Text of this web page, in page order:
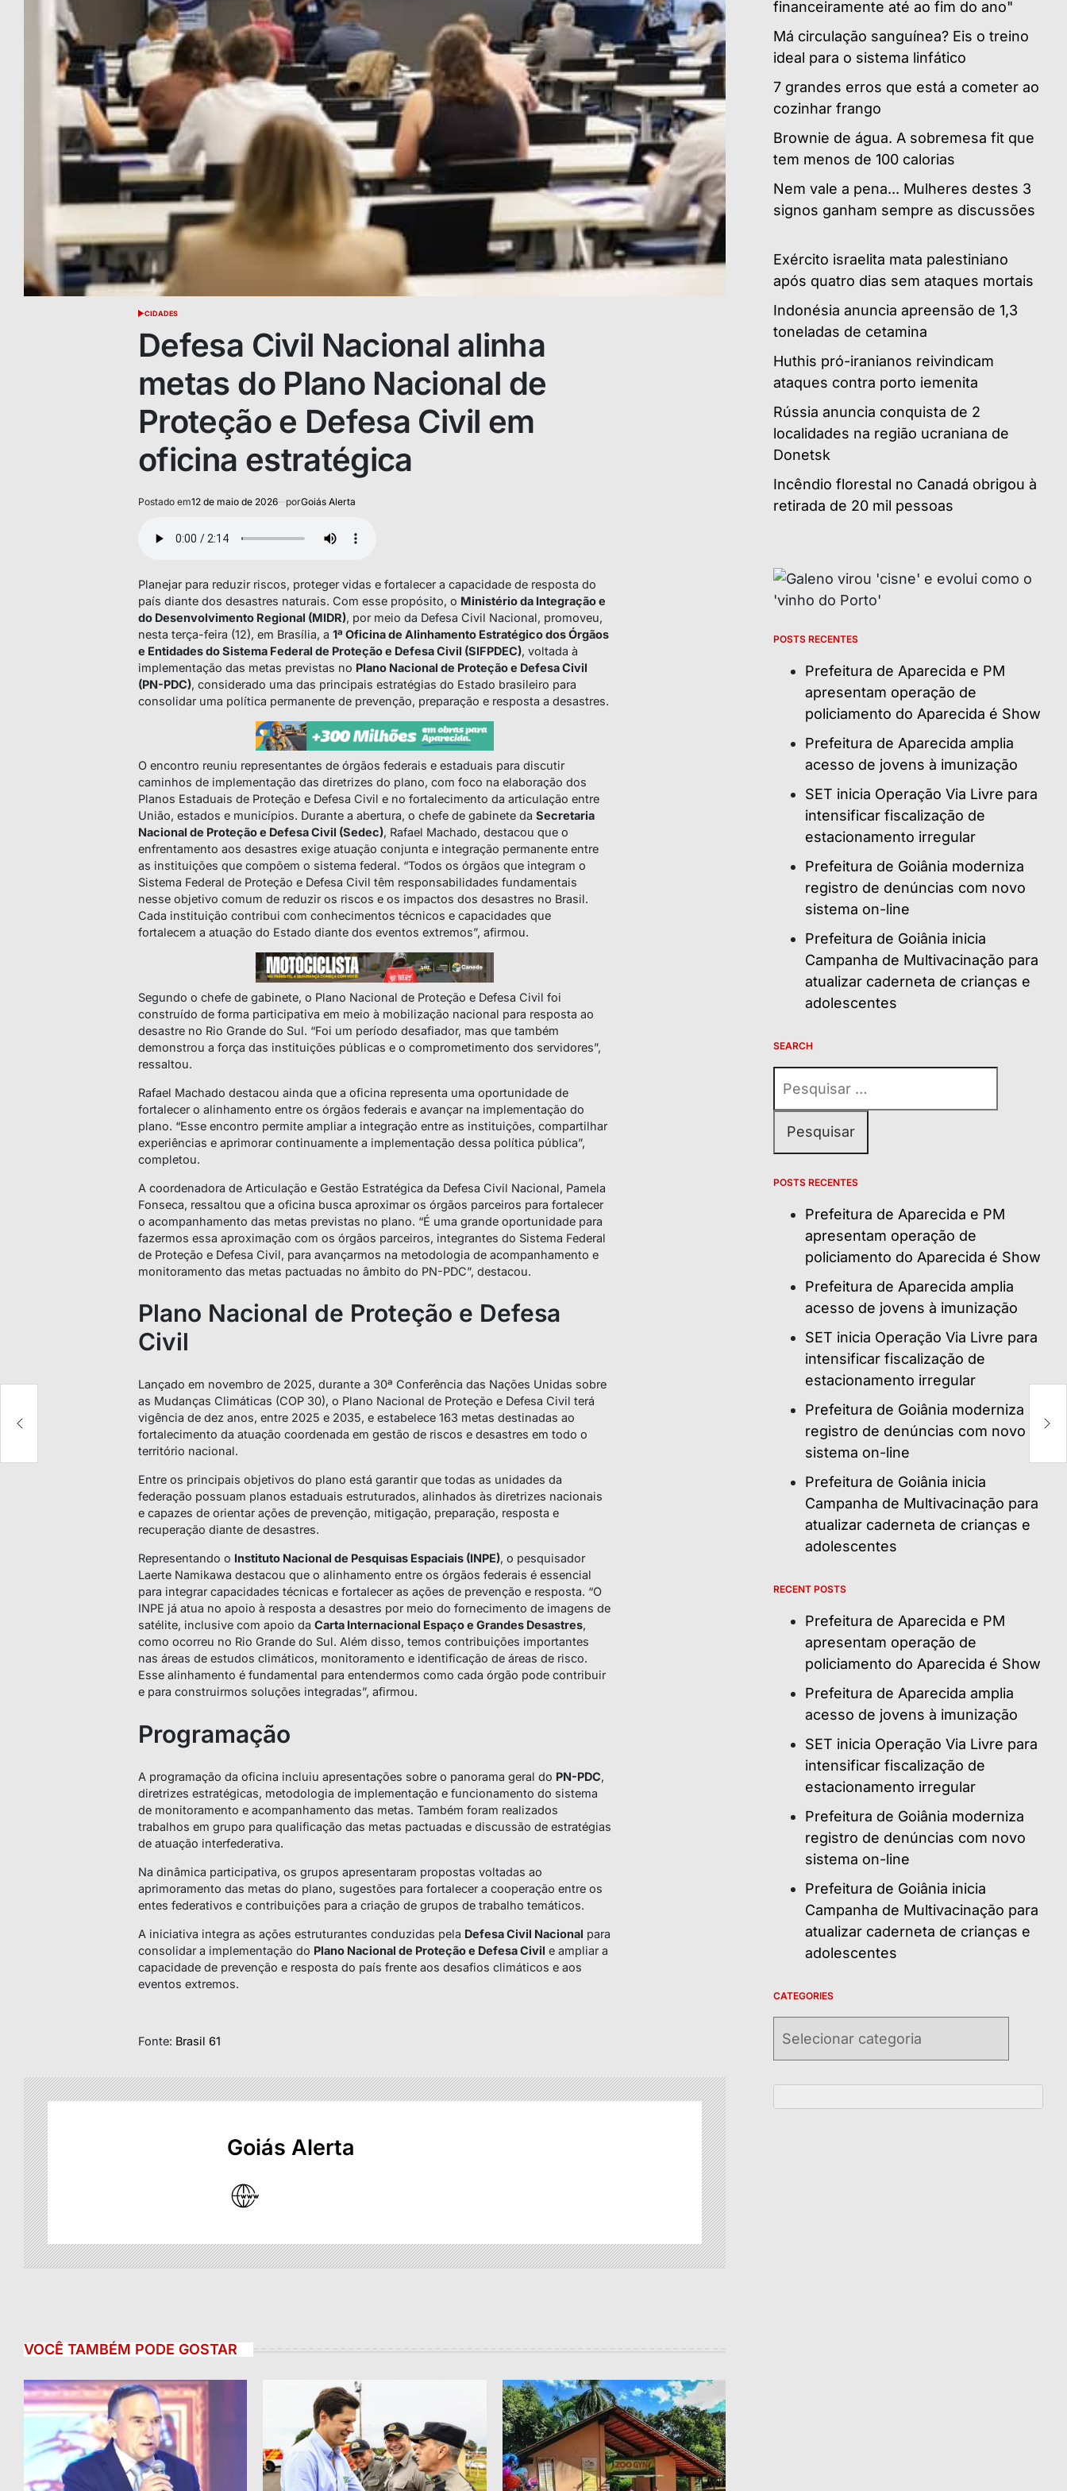
POSTED
CIDADES
Defesa Civil Nacional alinha
metas do Plano Nacional de
Proteção e Defesa Civil em
oficina estratégica
Postado em12 de maio de 2026 porGoiás Alerta
Planejar para reduzir riscos, proteger vidas e fortalecer a capacidade de resposta do
país diante dos desastres naturais. Com esse propósito, o Ministério da Integração e
do Desenvolvimento Regional (MIDR), por meio da Defesa Civil Nacional, promoveu,
nesta terça-feira (12), em Brasília, a 1ª Oficina de Alinhamento Estratégico dos Órgãos
e Entidades do Sistema Federal de Proteção e Defesa Civil (SIFPDEC), voltada à
implementação das metas previstas no Plano Nacional de Proteção e Defesa Civil
(PN-PDC), considerado uma das principais estratégias do Estado brasileiro para
consolidar uma política permanente de prevenção, preparação e resposta a desastres.
O encontro reuniu representantes de órgãos federais e estaduais para discutir
caminhos de implementação das diretrizes do plano, com foco na elaboração dos
Planos Estaduais de Proteção e Defesa Civil e no fortalecimento da articulação entre
União, estados e municípios. Durante a abertura, o chefe de gabinete da Secretaria
Nacional de Proteção e Defesa Civil (Sedec), Rafael Machado, destacou que o
enfrentamento aos desastres exige atuação conjunta e integração permanente entre
as instituições que compõem o sistema federal. “Todos os órgãos que integram o
Sistema Federal de Proteção e Defesa Civil têm responsabilidades fundamentais
nesse objetivo comum de reduzir os riscos e os impactos dos desastres no Brasil.
Cada instituição contribui com conhecimentos técnicos e capacidades que
fortalecem a atuação do Estado diante dos eventos extremos”, afirmou.
Segundo o chefe de gabinete, o Plano Nacional de Proteção e Defesa Civil foi
construído de forma participativa em meio à mobilização nacional para resposta ao
desastre no Rio Grande do Sul. “Foi um período desafiador, mas que também
demonstrou a força das instituições públicas e o comprometimento dos servidores”,
ressaltou.
Rafael Machado destacou ainda que a oficina representa uma oportunidade de
fortalecer o alinhamento entre os órgãos federais e avançar na implementação do
plano. “Esse encontro permite ampliar a integração entre as instituições, compartilhar
experiências e aprimorar continuamente a implementação dessa política pública”,
completou.
A coordenadora de Articulação e Gestão Estratégica da Defesa Civil Nacional, Pamela
Fonseca, ressaltou que a oficina busca aproximar os órgãos parceiros para fortalecer
o acompanhamento das metas previstas no plano. “É uma grande oportunidade para
fazermos essa aproximação com os órgãos parceiros, integrantes do Sistema Federal
de Proteção e Defesa Civil, para avançarmos na metodologia de acompanhamento e
monitoramento das metas pactuadas no âmbito do PN-PDC”, destacou.
Plano Nacional de Proteção e Defesa
Civil
Lançado em novembro de 2025, durante a 30ª Conferência das Nações Unidas sobre
as Mudanças Climáticas (COP 30), o Plano Nacional de Proteção e Defesa Civil terá
vigência de dez anos, entre 2025 e 2035, e estabelece 163 metas destinadas ao
fortalecimento da atuação coordenada em gestão de riscos e desastres em todo o
território nacional.
Entre os principais objetivos do plano está garantir que todas as unidades da
federação possuam planos estaduais estruturados, alinhados às diretrizes nacionais
e capazes de orientar ações de prevenção, mitigação, preparação, resposta e
recuperação diante de desastres.
Representando o Instituto Nacional de Pesquisas Espaciais (INPE), o pesquisador
Laerte Namikawa destacou que o alinhamento entre os órgãos federais é essencial
para integrar capacidades técnicas e fortalecer as ações de prevenção e resposta. “O
INPE já atua no apoio à resposta a desastres por meio do fornecimento de imagens de
satélite, inclusive com apoio da Carta Internacional Espaço e Grandes Desastres,
como ocorreu no Rio Grande do Sul. Além disso, temos contribuições importantes
nas áreas de estudos climáticos, monitoramento e identificação de áreas de risco.
Esse alinhamento é fundamental para entendermos como cada órgão pode contribuir
e para construirmos soluções integradas”, afirmou.
Programação
A programação da oficina incluiu apresentações sobre o panorama geral do PN-PDC,
diretrizes estratégicas, metodologia de implementação e funcionamento do sistema
de monitoramento e acompanhamento das metas. Também foram realizados
trabalhos em grupo para qualificação das metas pactuadas e discussão de estratégias
de atuação interfederativa.
Na dinâmica participativa, os grupos apresentaram propostas voltadas ao
aprimoramento das metas do plano, sugestões para fortalecer a cooperação entre os
entes federativos e contribuições para a criação de grupos de trabalho temáticos.
A iniciativa integra as ações estruturantes conduzidas pela Defesa Civil Nacional para
consolidar a implementação do Plano Nacional de Proteção e Defesa Civil e ampliar a
capacidade de prevenção e resposta do país frente aos desafios climáticos e aos
eventos extremos.
Fonte: Brasil 61
Goiás Alerta
VOCÊ TAMBÉM PODE GOSTAR
financeiramente até ao fim do ano"
Má circulação sanguínea? Eis o treino
ideal para o sistema linfático
7 grandes erros que está a cometer ao
cozinhar frango
Brownie de água. A sobremesa fit que
tem menos de 100 calorias
Nem vale a pena... Mulheres destes 3
signos ganham sempre as discussões
Exército israelita mata palestiniano
após quatro dias sem ataques mortais
Indonésia anuncia apreensão de 1,3
toneladas de cetamina
Huthis pró-iranianos reivindicam
ataques contra porto iemenita
Rússia anuncia conquista de 2
localidades na região ucraniana de
Donetsk
Incêndio florestal no Canadá obrigou à
retirada de 20 mil pessoas
POSTS RECENTES
Prefeitura de Aparecida e PM
apresentam operação de
policiamento do Aparecida é Show
Prefeitura de Aparecida amplia
acesso de jovens à imunização
SET inicia Operação Via Livre para
intensificar fiscalização de
estacionamento irregular
Prefeitura de Goiânia moderniza
registro de denúncias com novo
sistema on-line
Prefeitura de Goiânia inicia
Campanha de Multivacinação para
atualizar caderneta de crianças e
adolescentes
SEARCH
por:
POSTS RECENTES
Prefeitura de Aparecida e PM
apresentam operação de
policiamento do Aparecida é Show
Prefeitura de Aparecida amplia
acesso de jovens à imunização
SET inicia Operação Via Livre para
intensificar fiscalização de
estacionamento irregular
Prefeitura de Goiânia moderniza
registro de denúncias com novo
sistema on-line
Prefeitura de Goiânia inicia
Campanha de Multivacinação para
atualizar caderneta de crianças e
adolescentes
RECENT POSTS
Prefeitura de Aparecida e PM
apresentam operação de
policiamento do Aparecida é Show
Prefeitura de Aparecida amplia
acesso de jovens à imunização
SET inicia Operação Via Livre para
intensificar fiscalização de
estacionamento irregular
Prefeitura de Goiânia moderniza
registro de denúncias com novo
sistema on-line
Prefeitura de Goiânia inicia
Campanha de Multivacinação para
atualizar caderneta de crianças e
adolescentes
CATEGORIES